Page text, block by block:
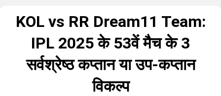
KOL vs RR Dream11 Team:
IPL 2025 के 53वें मैच के 3
सर्वश्रेष्ठ कप्तान या उप-कप्तान
विकल्प